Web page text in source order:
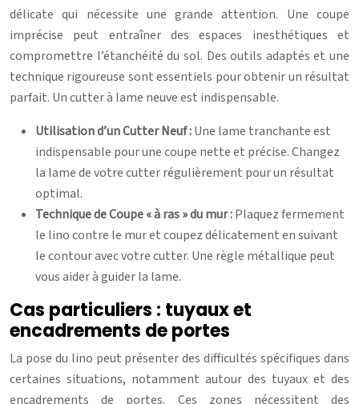
délicate qui nécessite une grande attention. Une coupe
imprécise peut entraîner des espaces inesthétiques et
compromettre l’étanchéité du sol. Des outils adaptés et une
technique rigoureuse sont essentiels pour obtenir un résultat
parfait. Un cutter à lame neuve est indispensable.
Utilisation d’un Cutter Neuf :Une lame tranchante est
indispensable pour une coupe nette et précise. Changez
la lame de votre cutter régulièrement pour un résultat
optimal.
Technique de Coupe « à ras » du mur :Plaquez fermement
le lino contre le mur et coupez délicatement en suivant
le contour avec votre cutter. Une règle métallique peut
vous aider à guider la lame.
Cas particuliers : tuyaux et
encadrements de portes
La pose du lino peut présenter des difficultés spécifiques dans
certaines situations, notamment autour des tuyaux et des
encadrements de portes. Ces zones nécessitent des